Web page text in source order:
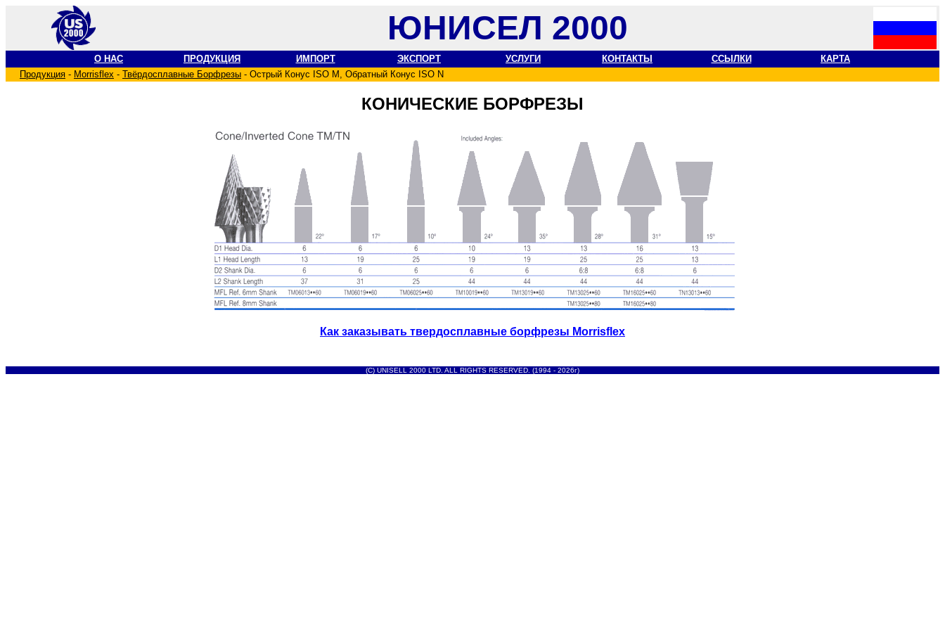
ЮНИСЕЛ 2000
О НАС ПРОДУКЦИЯ ИМПОРТ ЭКСПОРТ УСЛУГИ КОНТАКТЫ ССЫЛКИ
КАРТА
Продукция - Morrisflex - Твёрдосплавные Борфрезы - Острый Конус ISO M, Обратный Конус ISO N
КОНИЧЕСКИЕ БОРФРЕЗЫ
Как заказывать твердосплавные борфрезы Morrisflex
(C) UNISELL 2000 LTD. ALL RIGHTS RESERVED. (1994 - 2026г)